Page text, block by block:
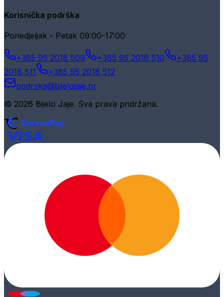
Korisnička podrška
Ponedjeljak - Petak 09:00-17:00
+385 95 2018 509 +385 95 2018 510
+385 95
2018 511
+385 95 2018 512
podrska@bijelojaje.hr
© 2026 Bijelo Jaje. Sva prava pridržana.